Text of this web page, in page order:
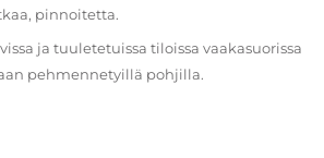
pinnoitetta.
ja tuuletetuissa tiloissa vaakasuorissa
pehmennetyillä pohjilla.